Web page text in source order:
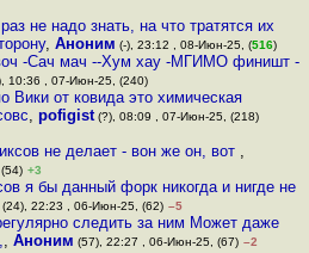
не надо знать, на что тратятся их
, Аноним (-), 23:12 , 08-Июн-25, (516)
-Сач мач --Хум хау -МГИМО финишт -
10:36 , 07-Июн-25, (240)
Вики от ковида это химическая
, pofigist(?), 08:09 , 07-Июн-25, (218)
не делает - вон же он, вот ,
+3
я бы данный форк никогда и нигде не
(24), 22:23 , 06-Июн-25, (62) –5
следить за ним Может даже
, Аноним (57), 22:27 , 06-Июн-25, (67) –2